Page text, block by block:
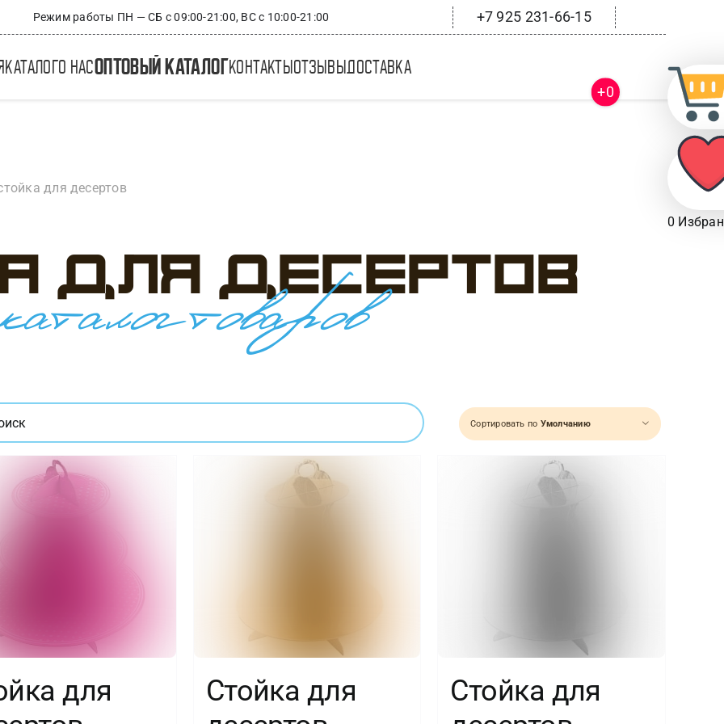
Режим работы ПН — СБ с 09:00-21:00, ВС с 10:00-21:00 +7 925 231-66-15
каталого насоптовый каталогконтакты отзывы доставка
+0
0
для десертов
для десертов
товаров
Сортировать по Умолчанию
для
Стойка для
Стойка для